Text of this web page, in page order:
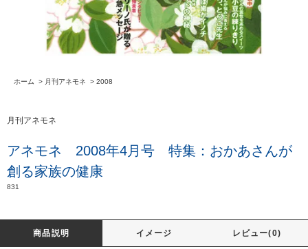
ホーム > 月刊アネモネ > 2008
月刊アネモネ
アネモネ 2008年4月号 特集：おかあさんが
創る家族の健康
831
商品説明 イメージ レビュー(0)